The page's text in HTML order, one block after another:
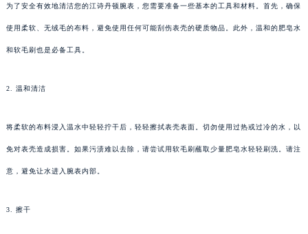
为了安全有效地清洁您的江诗丹顿腕表，您需要准备一些基本的工具和材料。首先，确保
使用柔软、无绒毛的布料，避免使用任何可能刮伤表壳的硬质物品。此外，温和的肥皂水
和软毛刷也是必备工具。
2. 温和清洁
将柔软的布料浸入温水中轻轻拧干后，轻轻擦拭表壳表面。切勿使用过热或过冷的水，以
免对表壳造成损害。如果污渍难以去除，请尝试用软毛刷蘸取少量肥皂水轻轻刷洗。请注
意，避免让水进入腕表内部。
3. 擦干